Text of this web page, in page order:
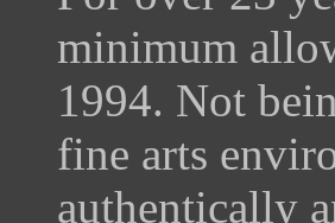
minimum
1994. Not
fine arts
authentically